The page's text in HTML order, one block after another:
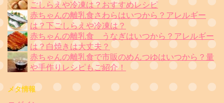
ごしらえや冷凍は？おすすめレシピ
赤ちゃんの離乳食さわらはいつから？アレルギー
は？下ごしらえや冷凍は？
赤ちゃんの離乳食 うなぎはいつから？アレルギー
は？白焼きは大丈夫？
赤ちゃんの離乳食で市販のめんつゆはいつから？量
や手作りレシピもご紹介！
メタ情報